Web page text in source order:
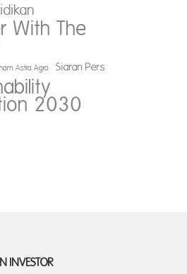
With The
Astra Agro Siaran Pers
2030
INVESTOR